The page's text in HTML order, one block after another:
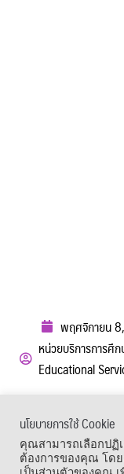
พฤศจิกายน
หน่วยบริการการศึ
Educational
เมนูลัด
นโยบายการใช้ Cookie
คุณสามารถเลือกปฏิ
ต้องการของคุณ โดย